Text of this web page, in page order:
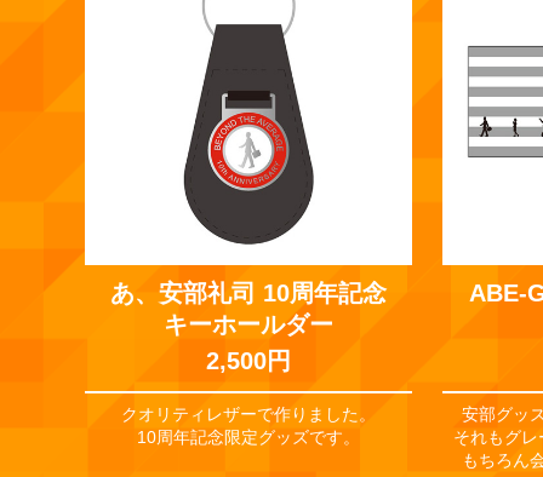
あ、安部礼司 10周年記念
キーホールダー
2,500円
クオリティレザーで作りました。
10周年記念限定グッズです。
ABE-
安部グッ
それもグ
もちろん